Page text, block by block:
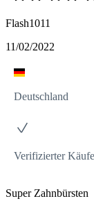
Flash1011
11/02/2022
Deutschland
Verifizierter
Super Zahnbürsten